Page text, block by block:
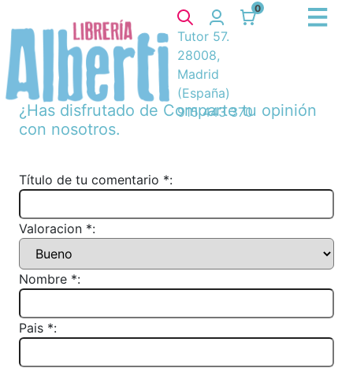
0
Tutor 57.
28008,
Madrid
(España)
915 443 370
¿Has disfrutado de Comparte tu opinión
con nosotros.
Título de tu comentario *:
Valoracion *:
Nombre *:
Pais *: